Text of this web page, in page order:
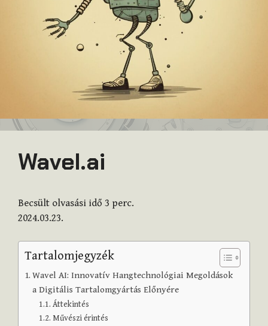
Wavel.ai
Becsült olvasási idő 3 perc.
2024.03.23.
Tartalomjegyzék
Wavel AI: Innovatív Hangtechnológiai Megoldások
a Digitális Tartalomgyártás Előnyére
Áttekintés
Művészi érintés